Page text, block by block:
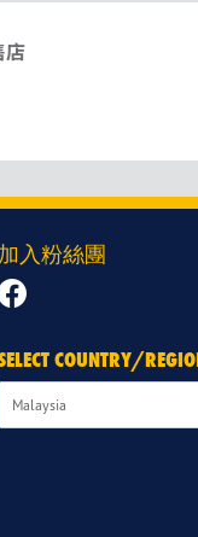
店
加入粉絲團
COUNTRY/